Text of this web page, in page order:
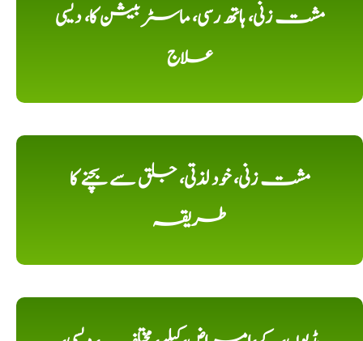
مشت زنی، ہاتھ رسی، ماسٹر بیشن کا، دیسی
علاج
مشت زنی، خود لذتی، جلق سے بچنے کا
طریقہ